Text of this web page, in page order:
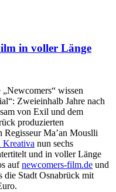
in voller Länge
wissen
Zweieinhalb Jahre nach
von Exil und dem
produzierten
Regisseur Ma’an Mouslli
Kreativa nun sechs
und in voller Länge
aufnewcomers-film.de und
die Stadt Osnabrück mit